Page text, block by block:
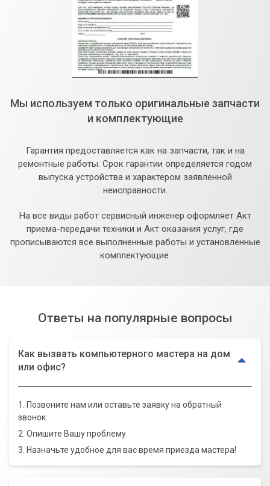
Мы используем только оригинальные запчасти
и комплектующие
Гарантия предоставляется как на запчасти, так и на
ремонтные работы. Срок гарантии определяется годом
выпуска устройства и характером заявленной
неисправности.
На все виды работ сервисный инженер оформляет Акт
приема-передачи техники и Акт оказания услуг, где
прописываются все выполненные работы и установленные
комплектующие.
Ответы на популярные вопросы
Как вызвать компьютерного мастера на дом
или офис?
1. Позвоните нам или оставьте заявку на обратный
звонок.
2. Опишите Вашу проблему.
3. Назначьте удобное для вас время приезда мастера!